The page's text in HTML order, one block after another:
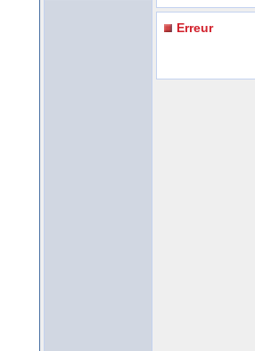
Erreur